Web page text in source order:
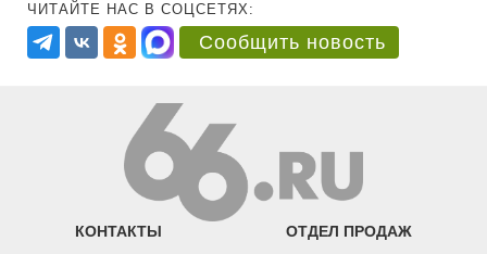
ЧИТАЙТЕ НАС В СОЦСЕТЯХ:
Сообщить новость
КОНТАКТЫ ОТДЕЛ ПРОДАЖ